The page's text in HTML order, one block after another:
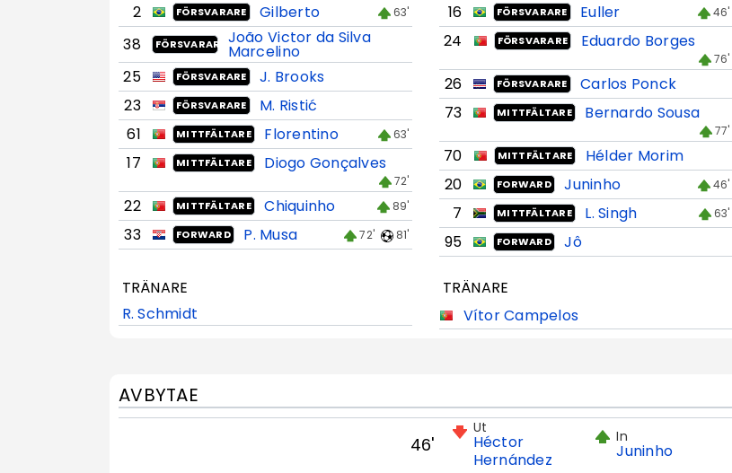
2
FÖRSVARARE Gilberto 63'
38 FÖRSVARARE João Victor da Silva
Marcelino
25
FÖRSVARARE
J. Brooks
23
FÖRSVARARE
M. Ristić
61
MITTFÄLTARE Florentino 63'
17 MITTFÄLTARE Diogo Gonçalves
72'
22 MITTFÄLTARE Chiquinho 89'
33 FORWARD P. Musa 72' 81'
TRÄNARE
R. Schmidt
16
FÖRSVARARE Euller 46'
24 FÖRSVARARE Eduardo Borges
76'
26 FÖRSVARARE
Carlos Ponck
73
MITTFÄLTARE Bernardo Sousa
77'
70 MITTFÄLTARE
Hélder Morim
20
FORWARD Juninho 46'
7 MITTFÄLTARE L. Singh 63'
95 FORWARD Jô
TRÄNARE
Vítor Campelos
AVBYTAE
46'
Ut
Héctor
Hernández
In
Juninho